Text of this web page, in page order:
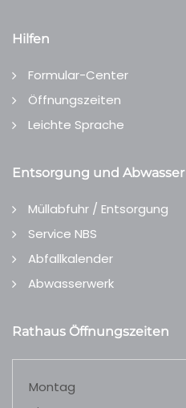
Hilfen
Formular-Center
Öffnungszeiten
Leichte Sprache
Entsorgung und Abwasser
Müllabfuhr / Entsorgung
Service NBS
Abfallkalender
Abwasserwerk
Rathaus Öffnungszeiten
Montag